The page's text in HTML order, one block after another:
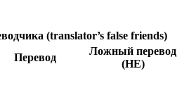
(translator’s false friends)
Перевод
Ложный перевод
(НЕ)